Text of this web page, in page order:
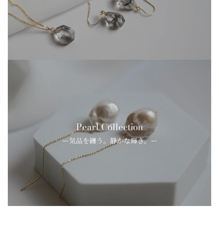
Pearl Collection
ー気品を纏う。静かな輝き。ー